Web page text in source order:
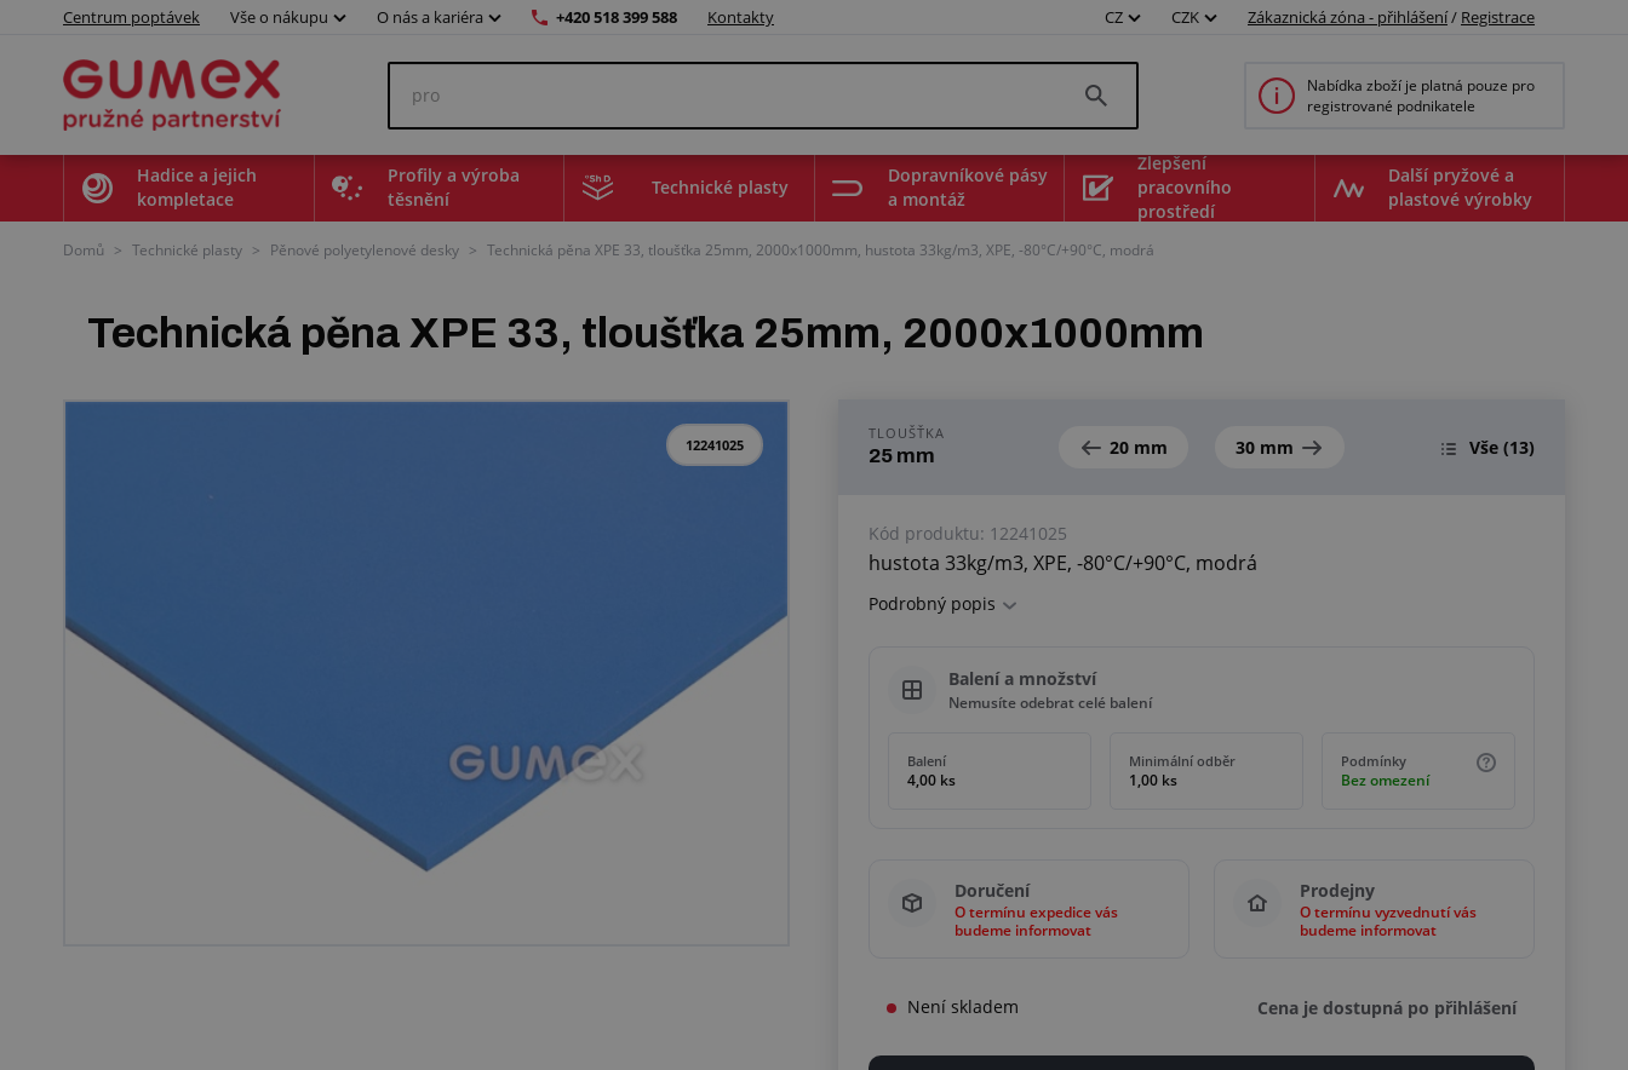
Centrum poptávek Vše o nákupu O nás a kariéra +420 518 399 588 Kontakty CZ CZK Zákaznická zóna - přihlášení/ Registrace
Nabídka zboží je platná pouze pro
registrované podnikatele
Hadice a jejich
kompletace
Profily a výroba
těsnění
Technické plasty
Dopravníkové pásy
a montáž
Zlepšení
pracovního
prostředí
Další pryžové a
plastové výrobky
Domů > Technické plasty > Pěnové polyetylenové desky > Technická pěna XPE 33, tloušťka 25mm, 2000x1000mm, hustota 33kg/m3, XPE, -80°C/+90°C, modrá
Technická pěna XPE 33, tloušťka 25mm, 2000x1000mm
12241025
TLOUŠŤKA
25 mm 20 mm 30 mm Vše (13)
Kód produktu: 12241025
hustota 33kg/m3, XPE, -80°C/+90°C, modrá
Podrobný popis
Balení a množství
Nemusíte odebrat celé balení
Balení
4,00 ks
Minimální odběr
1,00 ks
Podmínky
Bez omezení
Doručení
O termínu expedice vás
budeme informovat
Prodejny
O termínu vyzvednutí vás
budeme informovat
Není skladem Cena je dostupná po přihlášení